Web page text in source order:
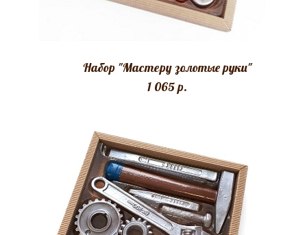
Набор "Мастеру золотые руки"
1 065 p.